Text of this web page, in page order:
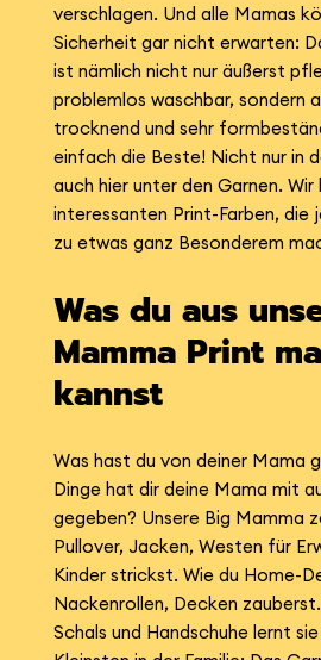
verschlagen. Und alle Mamas
Sicherheit gar nicht erwarten:
ist nämlich nicht nur äußerst
problemlos waschbar, sondern
trocknend und sehr
einfach die Beste! Nicht nur in
auch hier unter den Garnen. Wir
interessanten Print-Farben, die
zu etwas ganz Besonderem
Was du aus
Mamma Print
kannst
Was hast du von deiner Mama
Dinge hat dir deine Mama mit
gegeben? Unsere Big Mamma
Pullover, Jacken, Westen für
Kinder strickst. Wie du Home-
Nackenrollen, Decken
Schals und Handschuhe lernt